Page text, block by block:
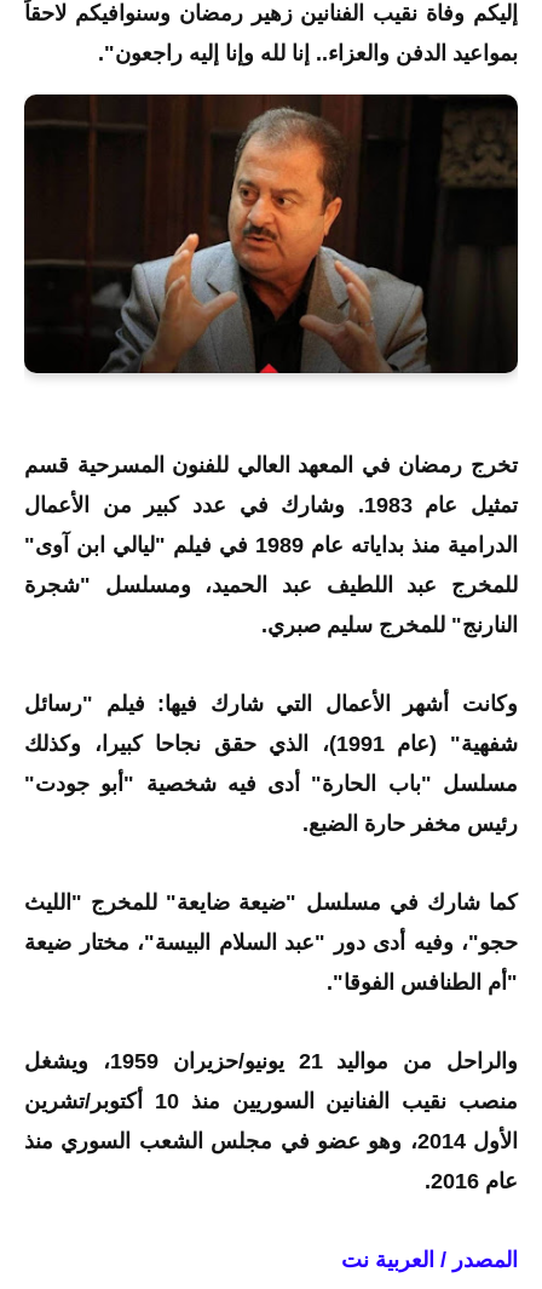
إليكم وفاة نقيب الفنانين زهير رمضان وسنوافيكم لاحقاً
بمواعيد الدفن والعزاء.. إنا لله وإنا إليه راجعون".
تخرج رمضان في المعهد العالي للفنون المسرحية قسم
تمثيل عام 1983. وشارك في عدد كبير من الأعمال
الدرامية منذ بداياته عام 1989 في فيلم "ليالي ابن آوى"
للمخرج عبد اللطيف عبد الحميد، ومسلسل "شجرة
النارنج" للمخرج سليم صبري.
وكانت أشهر الأعمال التي شارك فيها: فيلم "رسائل
شفهية" (عام 1991)، الذي حقق نجاحا كبيرا، وكذلك
مسلسل "باب الحارة" أدى فيه شخصية "أبو جودت"
رئيس مخفر حارة الضبع.
كما شارك في مسلسل "ضيعة ضايعة" للمخرج "الليث
حجو"، وفيه أدى دور "عبد السلام البيسة"، مختار ضيعة
"أم الطنافس الفوقا".
والراحل من مواليد 21 يونيو/حزيران 1959، ويشغل
منصب نقيب الفنانين السوريين منذ 10 أكتوبر/تشرين
الأول 2014، وهو عضو في مجلس الشعب السوري منذ
عام 2016.
المصدر / العربية نت